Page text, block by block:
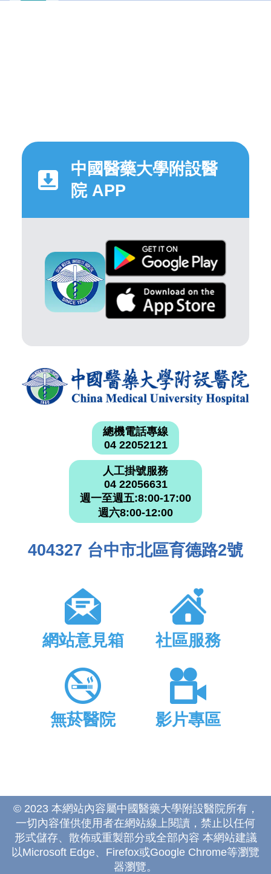
中國醫藥大學附設醫
院 APP
總機電話專線
04 22052121
人工掛號服務
04 22056631
週一至週五:8:00-17:00
週六8:00-12:00
404327 台中市北區育德路2號
網站意見箱 社區服務
無菸醫院 影片專區
© 2023 本網站內容屬中國醫藥大學附設醫院所有，
一切內容僅供使用者在網站線上閱讀，禁止以任何
形式儲存、散佈或重製部分或全部內容 本網站建議
以Microsoft Edge、Firefox或Google Chrome等瀏覽
器瀏覽。